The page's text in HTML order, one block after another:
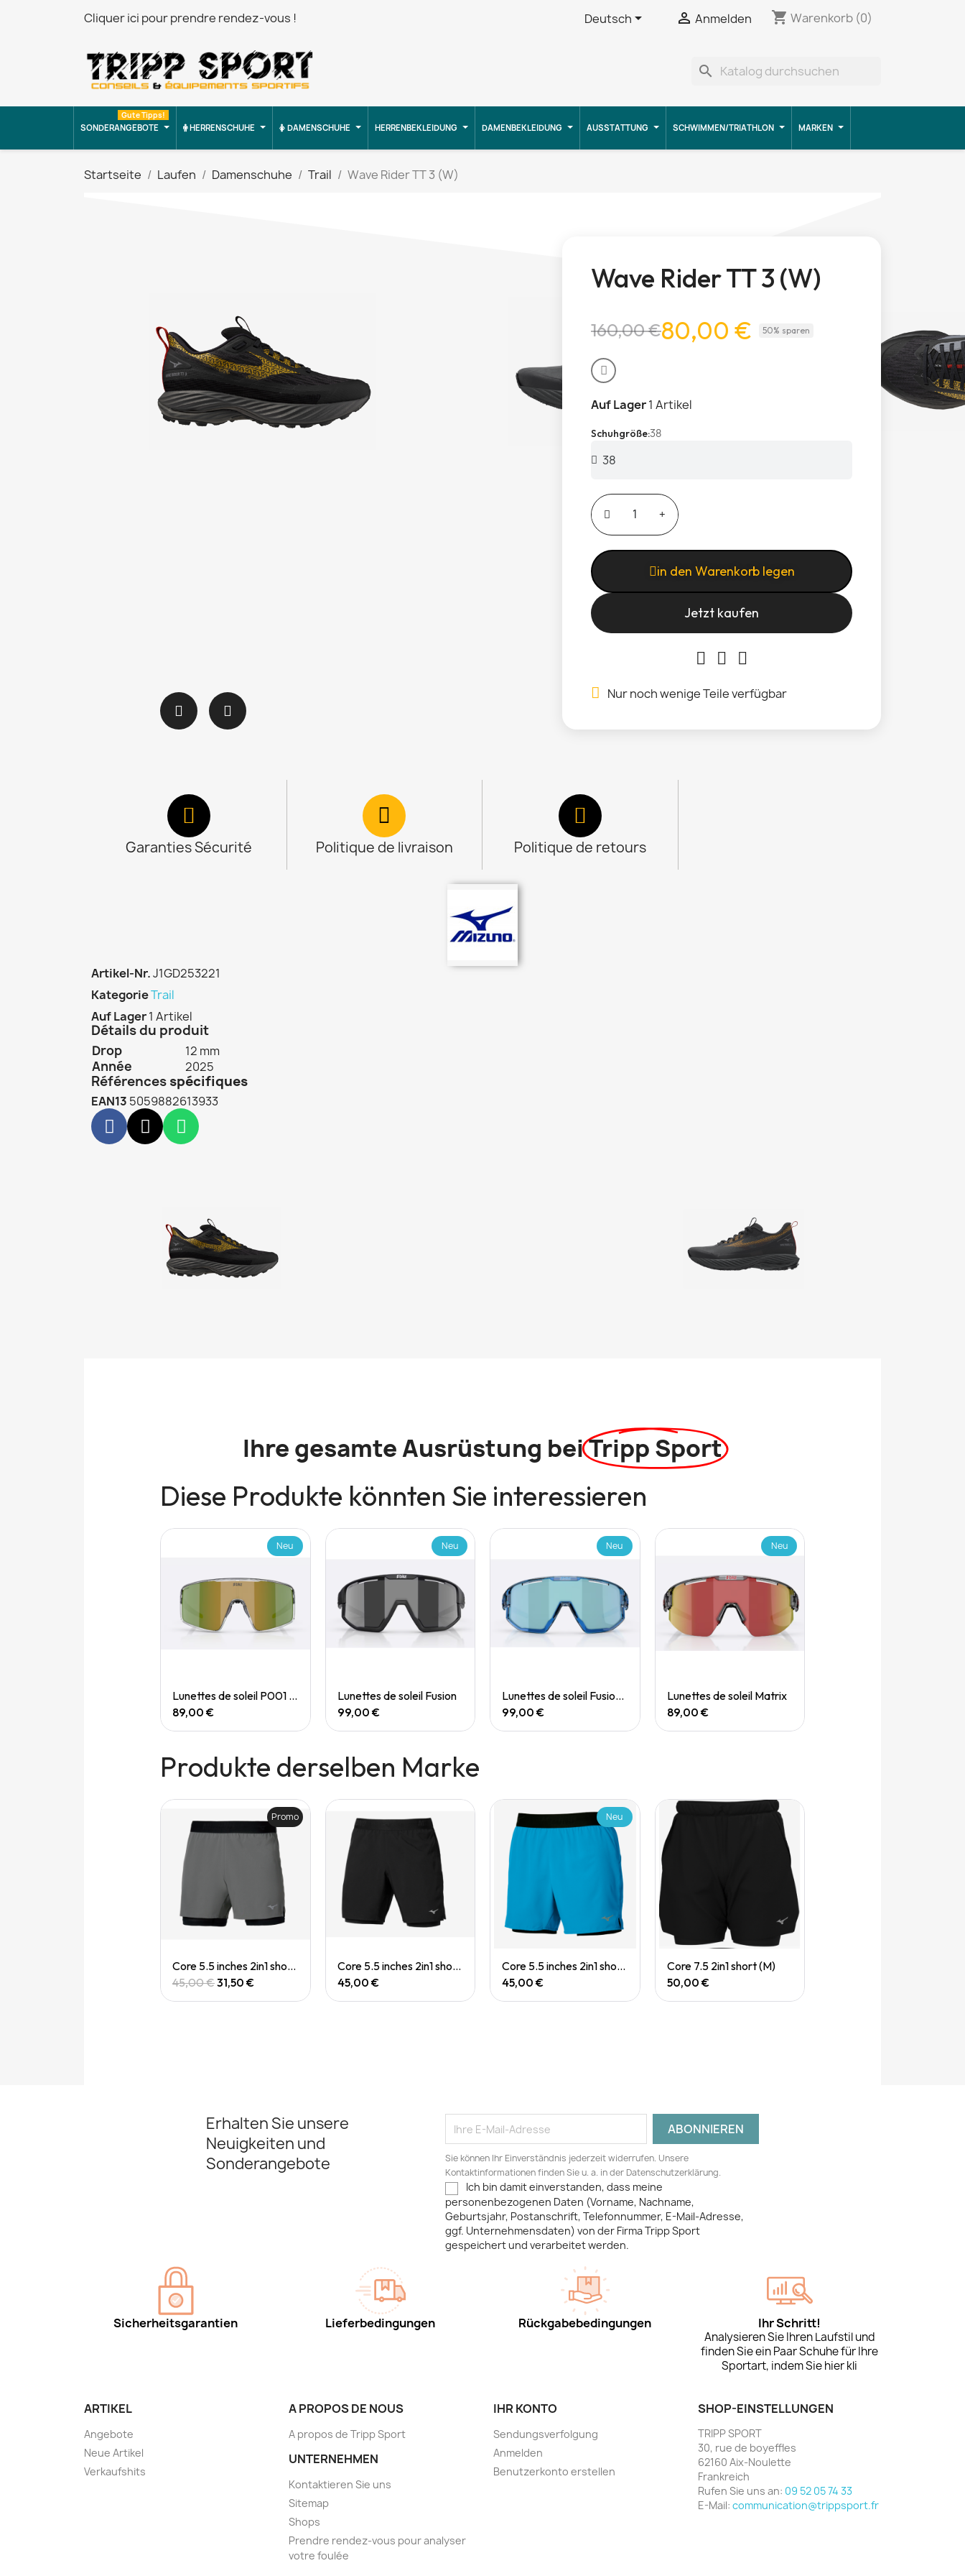
Cliquer ici pour prendre rendez-vous ! Deutsch  Anmelden shopping_cart Warenkorb (0)
search
SONDERANGEBOTE
Gute Tipps!
HERRENSCHUHE DAMENSCHUHE HERRENBEKLEIDUNG DAMENBEKLEIDUNG AUSSTATTUNG SCHWIMMEN/TRIATHLON MARKEN
Startseite Laufen Damenschuhe Trail Wave Rider TT 3 (W)
Wave Rider TT 3 (W)
160,00 €80,00 € 50% sparen
Auf Lager1 Artikel
Schuhgröße 38
in den Warenkorb legen
Jetzt kaufen
Nur noch wenige Teile verfügbar
Garanties Sécurité Politique de livraison Politique de retours
Artikel-Nr.J1GD253221
KategorieTrail
Auf Lager1 Artikel
Détails du produit
Drop 12 mm
Année 2025
Références spécifiques
EAN13 5059882613933
Ihre gesamte Ausrüstung beiTripp Sport
Diese Produkte könnten Sie interessieren
Quick View
Neu
Lunettes de soleil P001 Small
89,00 €
Quick View
Neu
Lunettes de soleil Fusion
99,00 €
Quick View
Neu
Lunettes de soleil Fusion Small
99,00 €
Quick View
Neu
Lunettes de soleil Matrix
89,00 €
Produkte derselben Marke
Quick View
Promo
Core 5.5 inches 2in1 short (M)
45,00 €31,50 €
Quick View
Core 5.5 inches 2in1 short (M)
45,00 €
Quick View
Neu
Core 5.5 inches 2in1 short (M)
45,00 €
Quick View
Core 7.5 2in1 short (M)
50,00 €
Erhalten Sie unsere
Neuigkeiten und
Sonderangebote
Sie können Ihr Einverständnis jederzeit widerrufen. Unsere
Kontaktinformationen finden Sie u. a. in der Datenschutzerklärung.
Ich bin damit einverstanden, dass meine
personenbezogenen Daten (Vorname, Nachname,
Geburtsjahr, Postanschrift, Telefonnummer, E-Mail-Adresse,
ggf. Unternehmensdaten) von der Firma Tripp Sport
gespeichert und verarbeitet werden.
Sicherheitsgarantien Lieferbedingungen Rückgabebedingungen Ihr Schritt!
Analysieren Sie Ihren Laufstil und
finden Sie ein Paar Schuhe für Ihre
Sportart, indem Sie hier kli
ARTIKEL
Angebote
Neue Artikel
Verkaufshits
A PROPOS DE NOUS
A propos de Tripp Sport
UNTERNEHMEN
Kontaktieren Sie uns
Sitemap
Shops
Prendre rendez-vous pour analyser
votre foulée
IHR KONTO
Sendungsverfolgung
Anmelden
Benutzerkonto erstellen
SHOP-EINSTELLUNGEN
TRIPP SPORT
30, rue de boyeffles
62160 Aix-Noulette
Frankreich
Rufen Sie uns an: 09 52 05 74 33
E-Mail: communication@trippsport.fr